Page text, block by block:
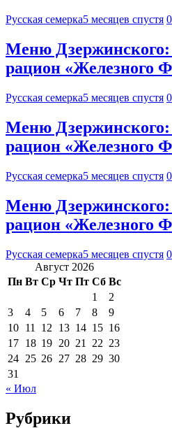
Русская семерка5 месяцев спустя 0
Меню Дзержинского:
рацион «Железного
Русская семерка5 месяцев спустя 0
Меню Дзержинского:
рацион «Железного
Русская семерка5 месяцев спустя 0
Меню Дзержинского:
рацион «Железного
Русская семерка5 месяцев спустя 0
Август 2026
Пн Вт Ср Чт Пт Сб Вс
1
2
3
4 5 6 7 8
9
10 11 12 13 14 15 16
17 18 19 20 21 22 23
24 25 26 27 28 29 30
31
« Июл
Рубрики